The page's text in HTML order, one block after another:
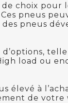
choix pour
pneus
pneus
load ou
élevé à
de